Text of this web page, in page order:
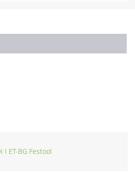
I ET-BG Festool